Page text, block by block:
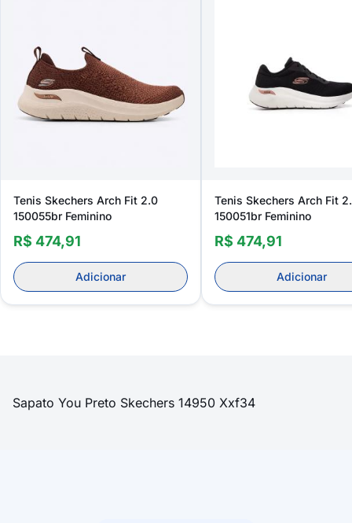
Tenis Skechers Arch Fit 2.0
150055br Feminino
R$ 474,91
Adicionar
Tenis Skechers Arch Fit
150051br Feminino
R$ 474,91
Adicionar
Sapato You Preto Skechers 14950 Xxf34